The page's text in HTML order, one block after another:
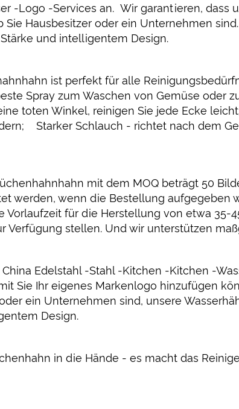
-Logo -Services an. Wir garantieren, dass
Hausbesitzer oder ein Unternehmen
und intelligentem Design.
ist perfekt für alle
Spray zum Waschen von Gemüse oder
toten Winkel, reinigen Sie jede Ecke
Starker Schlauch - richtet nach dem
mit dem MOQ beträgt 50
werden, wenn die Bestellung aufgegeben
Vorlaufzeit für die Herstellung von etwa 35-
Verfügung stellen. Und wir unterstützen
Edelstahl -Stahl -Kitchen -Kitchen -
Sie Ihr eigenes Markenlogo hinzufügen
ein Unternehmen sind, unsere
Design.
in die Hände - es macht das